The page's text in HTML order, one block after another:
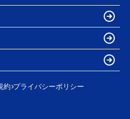
約 プライバシーポリシー